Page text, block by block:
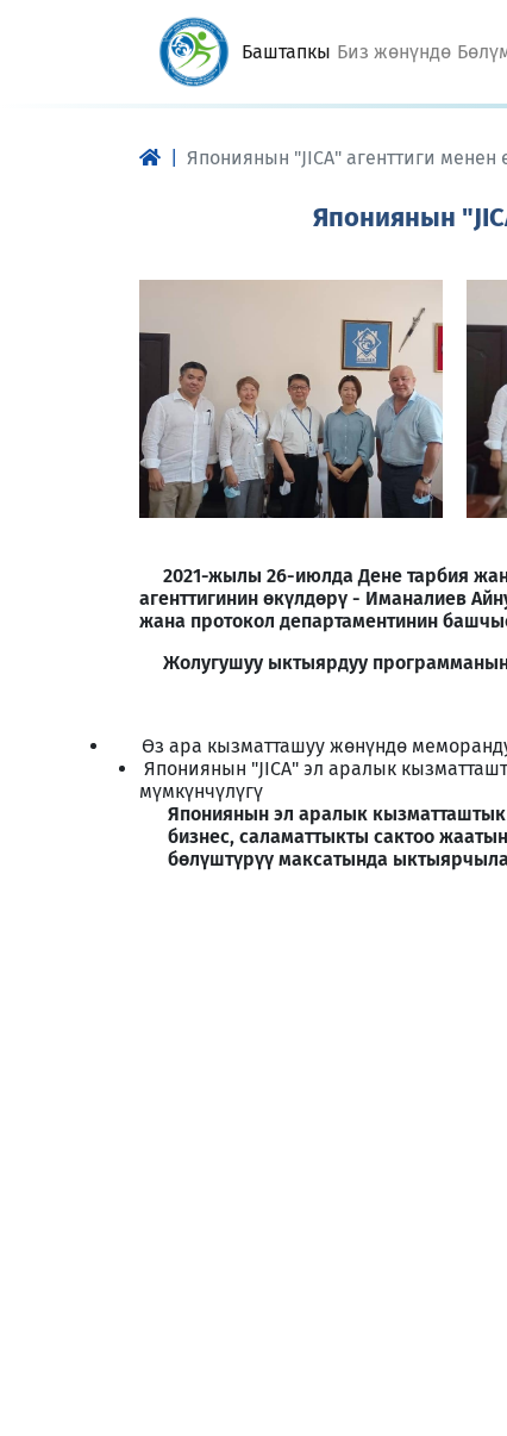
Баштапкы (current)
Биз жөнүндө
Япониянын "JICA" агенттиги
Япониянын
2021-жылы 26-июлда Дене тарбия
агенттигинин өкүлдөрү - Иманалиев
жана протокол департаментинин
Жолугушуу ыктыярдуу программанын
Өз ара кызматташуу жөнүндө
Япониянын "JICA" эл аралык
мүмкүнчүлүгү
Япониянын эл аралык
бизнес, саламаттыкты сактоо
бөлүштүрүү максатында